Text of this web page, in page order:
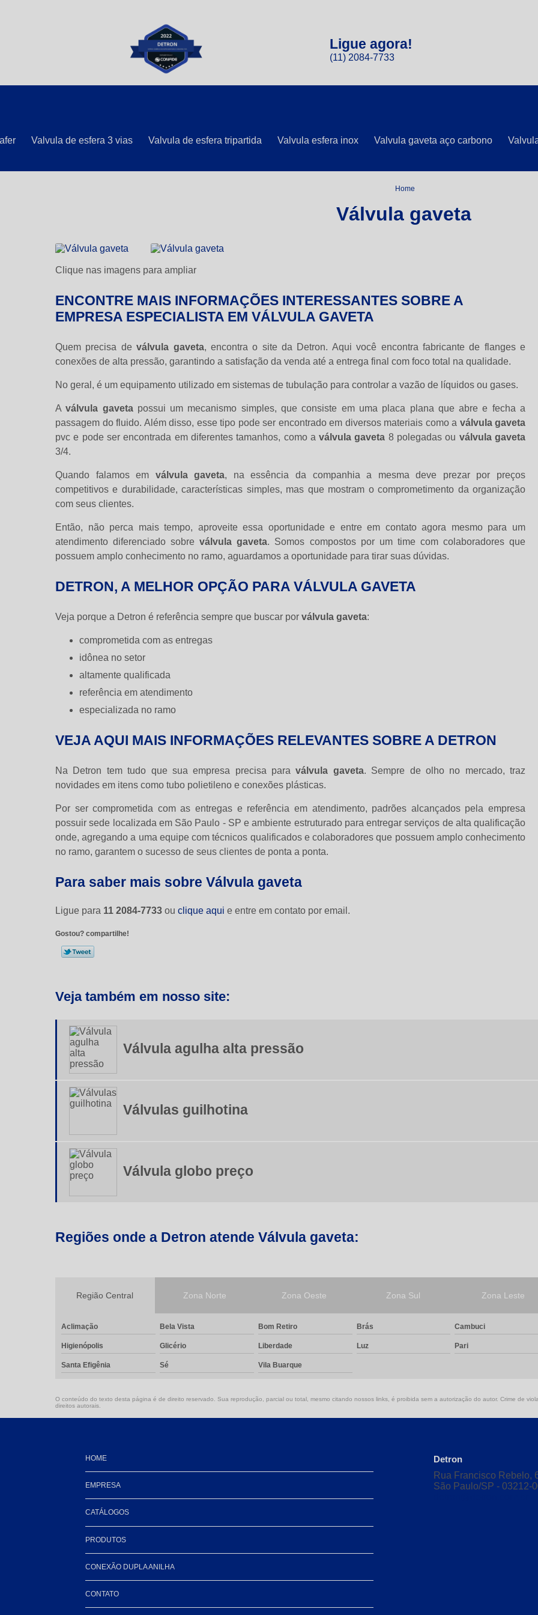
Ligue agora!
(11) 2084-7733
Valvula de esfera 3 vias Valvula de esfera tripartida Valvula esfera inox Valvula gaveta aço carbono
Home
Válvula gaveta
Clique nas imagens para ampliar
ENCONTRE MAIS INFORMAÇÕES INTERESSANTES SOBRE A
EMPRESA ESPECIALISTA EM VÁLVULA GAVETA
Quem precisa deválvula gaveta, encontra o site da Detron. Aqui você encontra fabricante de flanges e
conexões de alta pressão, garantindo a satisfação da venda até a entrega final com foco total na qualidade.
No geral, é um equipamento utilizado em sistemas de tubulação para controlar a vazão de líquidos ou gases.
Aválvula gavetapossui um mecanismo simples, que consiste em uma placa plana que abre e fecha a
passagem do fluido. Além disso, esse tipo pode ser encontrado em diversos materiais como a válvula gaveta
pvc e pode ser encontrada em diferentes tamanhos, como aválvula gaveta 8 polegadas ou válvula gaveta
3/4.
Quando falamos em válvula gaveta, na essência da companhia a mesma deve prezar por preços
competitivos e durabilidade, características simples, mas que mostram o comprometimento da organização
com seus clientes.
Então, não perca mais tempo, aproveite essa oportunidade e entre em contato agora mesmo para um
atendimento diferenciado sobreválvula gaveta. Somos compostos por um time com colaboradores que
possuem amplo conhecimento no ramo, aguardamos a oportunidade para tirar suas dúvidas.
DETRON, A MELHOR OPÇÃO PARA VÁLVULA GAVETA
Veja porque a Detron é referência sempre que buscar por válvula gaveta:
comprometida com as entregas
idônea no setor
altamente qualificada
referência em atendimento
especializada no ramo
VEJA AQUI MAIS INFORMAÇÕES RELEVANTES SOBRE A DETRON
Na Detron tem tudo que sua empresa precisa paraválvula gaveta. Sempre de olho no mercado, traz
novidades em itens como tubo polietileno e conexões plásticas.
Por ser comprometida com as entregas e referência em atendimento, padrões alcançados pela empresa
possuir sede localizada em São Paulo - SP e ambiente estruturado para entregar serviços de alta qualificação
onde, agregando a uma equipe com técnicos qualificados e colaboradores que possuem amplo conhecimento
no ramo, garantem o sucesso de seus clientes de ponta a ponta.
Para saber mais sobre Válvula gaveta
Ligue para 11 2084-7733 ou clique aqui e entre em contato por email.
Gostou? compartilhe!
Veja também em nosso site:
Válvula agulha alta pressão
Válvulas guilhotina
Válvula globo preço
Regiões onde a Detron atende Válvula gaveta:
Região Central Zona Norte Zona Oeste Zona Sul Zona Leste
Aclimação Bela Vista Bom Retiro Brás Cambuci
Higienópolis Glicério Liberdade Luz Pari
Santa Efigênia Sé Vila Buarque
O conteúdo do texto desta página é de direito reservado. Sua reprodução, parcial ou total, mesmo citando nossos links, é proibida sem a autorização do autor. Crime de
direitos autorais
HOME
EMPRESA
CATÁLOGOS
PRODUTOS
CONEXÃO DUPLA ANILHA
CONTATO
Detron
Rua Francisco Rebelo,
São Paulo/SP - 03212-